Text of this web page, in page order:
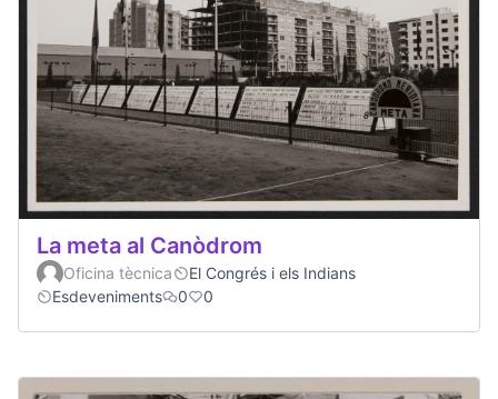
La meta al Canòdrom
Oficina tècnica
El Congrés i els Indians
Esdeveniments
0 0